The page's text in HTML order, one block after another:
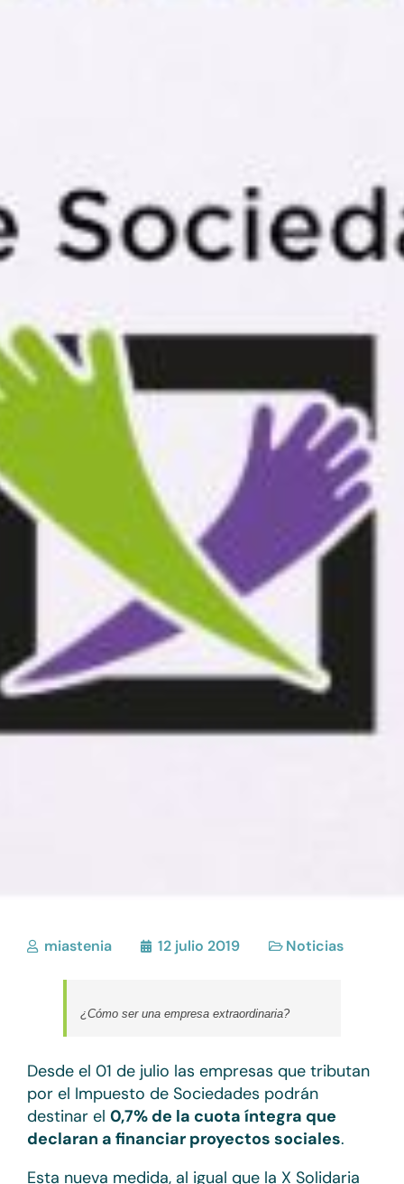
miastenia 12 julio 2019 Noticias
¿Cómo ser una empresa extraordinaria?
Desde el 01 de julio las empresas que tributan
por el Impuesto de Sociedades podrán
destinar el 0,7% de la cuota íntegra que
declaran a financiar proyectos sociales.
Esta nueva medida, al igual que la X Solidaria